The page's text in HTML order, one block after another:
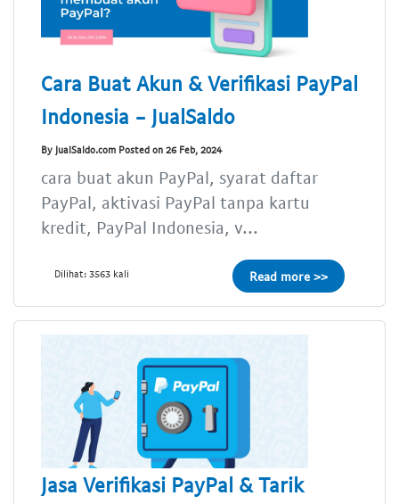
Cara Buat Akun & Verifikasi PayPal
Indonesia - JualSaldo
By JualSaldo.com Posted on 26 Feb, 2024
cara buat akun PayPal, syarat daftar
PayPal, aktivasi PayPal tanpa kartu
kredit, PayPal Indonesia, v...
Dilihat: 3563 kali Read more >>
Jasa Verifikasi PayPal & Tarik